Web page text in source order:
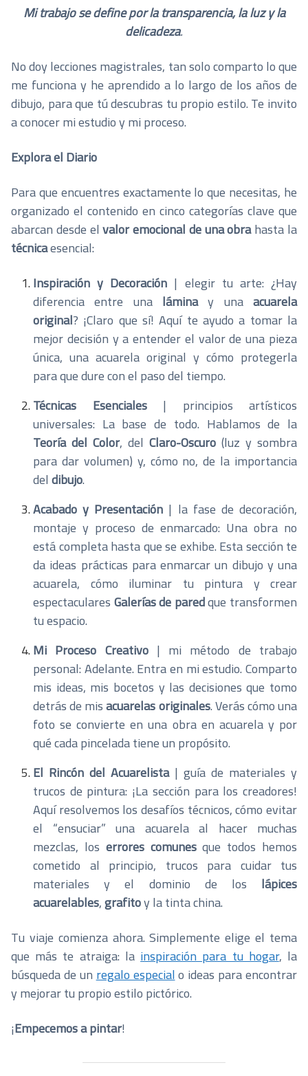
Mi trabajo se define por la transparencia, la luz y la
delicadeza.
No doy lecciones magistrales, tan solo comparto lo que
me funciona y he aprendido a lo largo de los años de
dibujo, para que tú descubras tu propio estilo. Te invito
a conocer mi estudio y mi proceso.
Explora el Diario
Para que encuentres exactamente lo que necesitas, he
organizado el contenido en cinco categorías clave que
abarcan desde elvalor emocional de una obrahasta la
técnicaesencial:
Inspiración y Decoración | elegir tu arte: ¿Hay
diferencia entre unaláminay unaacuarela
original? ¡Claro que sí! Aquí te ayudo a tomar la
mejor decisión y a entender el valor de una pieza
única, una acuarela original y cómo protegerla
para que dure con el paso del tiempo.
Técnicas Esenciales| principios artísticos
universales: La base de todo. Hablamos de la
Teoría del Color, del Claro-Oscuro (luz y sombra
para dar volumen) y, cómo no, de la importancia
deldibujo.
Acabado y Presentación | la fase de decoración,
montaje y proceso de enmarcado: Una obra no
está completa hasta que se exhibe. Esta sección te
da ideas prácticas para enmarcar un dibujo y una
acuarela, cómo iluminar tu pintura y crear
espectacularesGalerías de paredque transformen
tu espacio.
Mi Proceso Creativo| mi método de trabajo
personal: Adelante. Entra en mi estudio. Comparto
mis ideas, mis bocetos y las decisiones que tomo
detrás de misacuarelas originales. Verás cómo una
foto se convierte en una obra en acuarela y por
qué cada pincelada tiene un propósito.
El Rincón del Acuarelista| guía de materiales y
trucos de pintura: ¡La sección para los creadores!
Aquí resolvemos los desafíos técnicos, cómo evitar
el “ensuciar” una acuarela al hacer muchas
mezclas, los errores comunesque todos hemos
cometido al principio, trucos para cuidar tus
materiales y el dominio de los lápices
acuarelables,grafitoy la tinta china.
Tu viaje comienza ahora. Simplemente elige el tema
que más te atraiga: lainspiración para tu hogar, la
búsqueda de unregalo especialo ideas para encontrar
y mejorar tu propio estilo pictórico.
¡Empecemos a pintar!